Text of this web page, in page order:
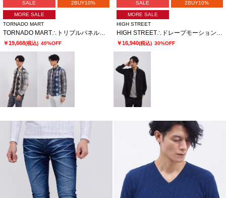
SALE 2BUY10%
MORE SALE
TORNADO MART
TORNADO MART∴トリプルパネルオンブレチェックプリントシャツ
￥19,668(税込) 40%OFF
SALE 2BUY10%
MORE SALE
HIGH STREET
HIGH STREET∴ドレープモーションオーバーシャツ
￥16,940(税込) 30%OFF